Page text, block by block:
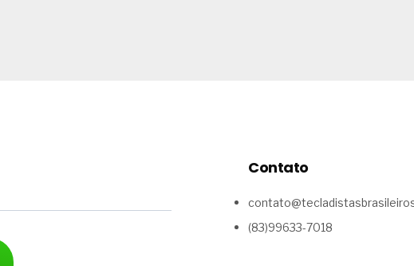
Contato
(83)99633-7018